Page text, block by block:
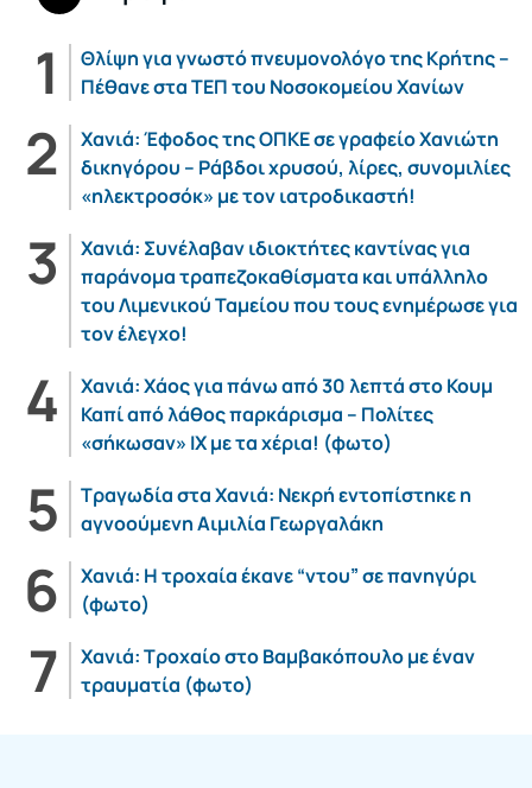
Θλίψη για γνωστό πνευμονολόγο της Κρήτης –
Πέθανε στα ΤΕΠ του Νοσοκομείου Χανίων
Χανιά: Έφοδος της ΟΠΚΕ σε γραφείο Χανιώτη
δικηγόρου – Ράβδοι χρυσού, λίρες, συνομιλίες
«ηλεκτροσόκ» με τον ιατροδικαστή!
Χανιά: Συνέλαβαν ιδιοκτήτες καντίνας για
παράνομα τραπεζοκαθίσματα και υπάλληλο
του Λιμενικού Ταμείου που τους ενημέρωσε για
τον έλεγχο!
Χανιά: Χάος για πάνω από 30 λεπτά στο Κουμ
Καπί από λάθος παρκάρισμα – Πολίτες
«σήκωσαν» ΙΧ με τα χέρια! (φωτο)
Τραγωδία στα Χανιά: Νεκρή εντοπίστηκε η
αγνοούμενη Αιμιλία Γεωργαλάκη
Χανιά: Η τροχαία έκανε “ντου” σε πανηγύρι
(φωτο)
Χανιά: Τροχαίο στο Βαμβακόπουλο με έναν
τραυματία (φωτο)